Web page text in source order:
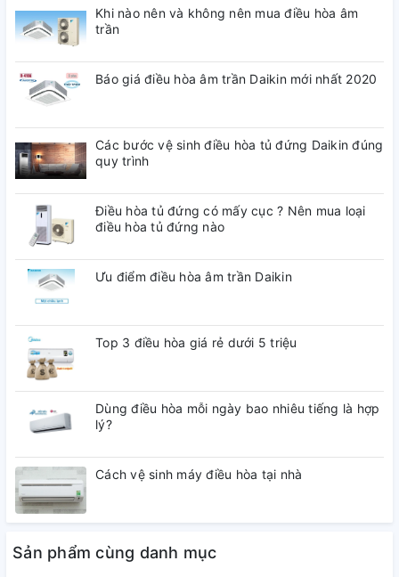
Cổng USB
Cổng xuất âm thanh
Cổng Optical (Digital
Tích hợp đầu thu kỹ
thuật số
Hệ điều hành, giao diện Tizen OS
Các ứng dụng sẵn có
Web Browser
Hỗ trợ điều khiển thông
minh
Điều khiển tivi bằng điện
Kết nối không dây với
bảng
AirPlay 2
Mirroring
Khi nào nên và không nên mua điều hòa âm
trần
Báo giá điều hòa âm trần Daikin mới nhất 2020
Các bước vệ sinh điều hòa tủ đứng Daikin đúng
quy trình
Điều hòa tủ đứng có mấy cục ? Nên mua loại
điều hòa tủ đứng nào
Ưu điểm điều hòa âm trần Daikin
Top 3 điều hòa giá rẻ dưới 5 triệu
Dùng điều hòa mỗi ngày bao nhiêu tiếng là hợp
lý?
Cách vệ sinh máy điều hòa tại nhà
Sản phẩm cùng danh mục